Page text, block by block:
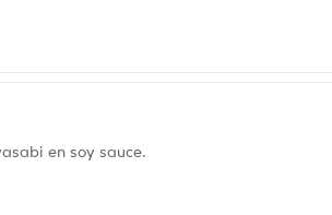
en soy sauce.